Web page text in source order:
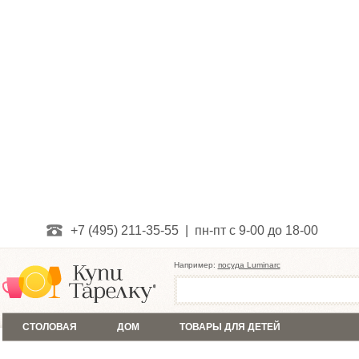
+7 (495) 211-35-55 | пн-пт с 9-00 до 18-00
Например: посуда Luminarc
СТОЛОВАЯ ДОМ ТОВАРЫ ДЛЯ ДЕТЕЙ